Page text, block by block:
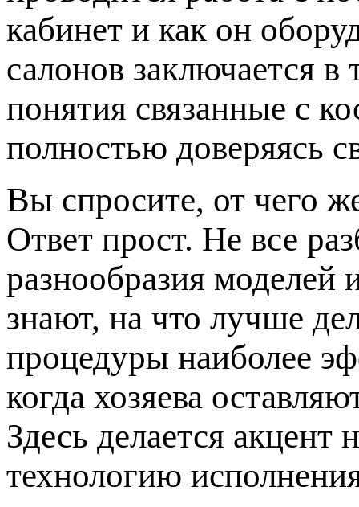
кабинет и как он
салонов заключается
понятия связанные с
полностью доверяясь
Вы спросите, от чего
Ответ прост. Не все
разнообразия моделей
знают, на что лучше
процедуры наиболее
когда хозяева
Здесь делается акцент
технологию